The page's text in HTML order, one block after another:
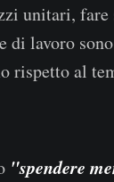
unitari, fare
di lavoro
rispetto al
"spendere